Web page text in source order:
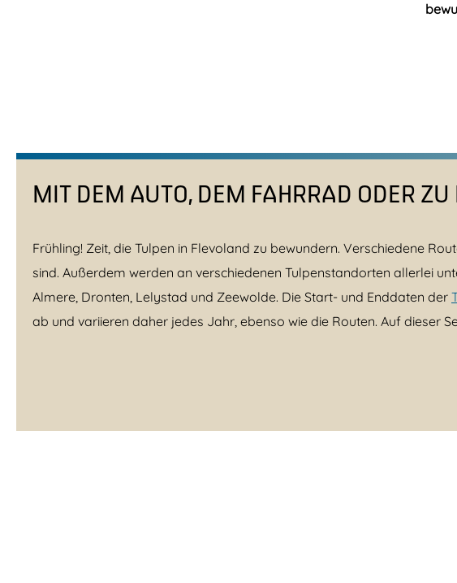
MIT DEM AUTO, DEM FAHRRAD ODER ZU
Frühling! Zeit, die Tulpen in Flevoland zu bewundern. Verschiedene
sind. Außerdem werden an verschiedenen Tulpenstandorten allerlei
Almere, Dronten, Lelystad und Zeewolde. Die Start- und Enddaten der
ab und variieren daher jedes Jahr, ebenso wie die Routen. Auf dieser